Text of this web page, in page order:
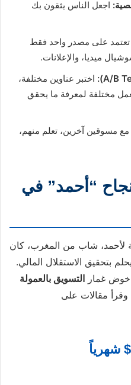
اجعل الناس يثقون بك
تعتمد على مصدر واحد فقط
ميديا، والإعلانات.
اختبر عناوين مختلفة،
مختلفة لمعرفة ما يحقق
مسوقين آخرين، تعلم منهم،
“أحمد” في
شاب من المغرب، كان
بتحقيق الاستقلال المالي.
التسويق بالعمولة
وقرأ مقالات على